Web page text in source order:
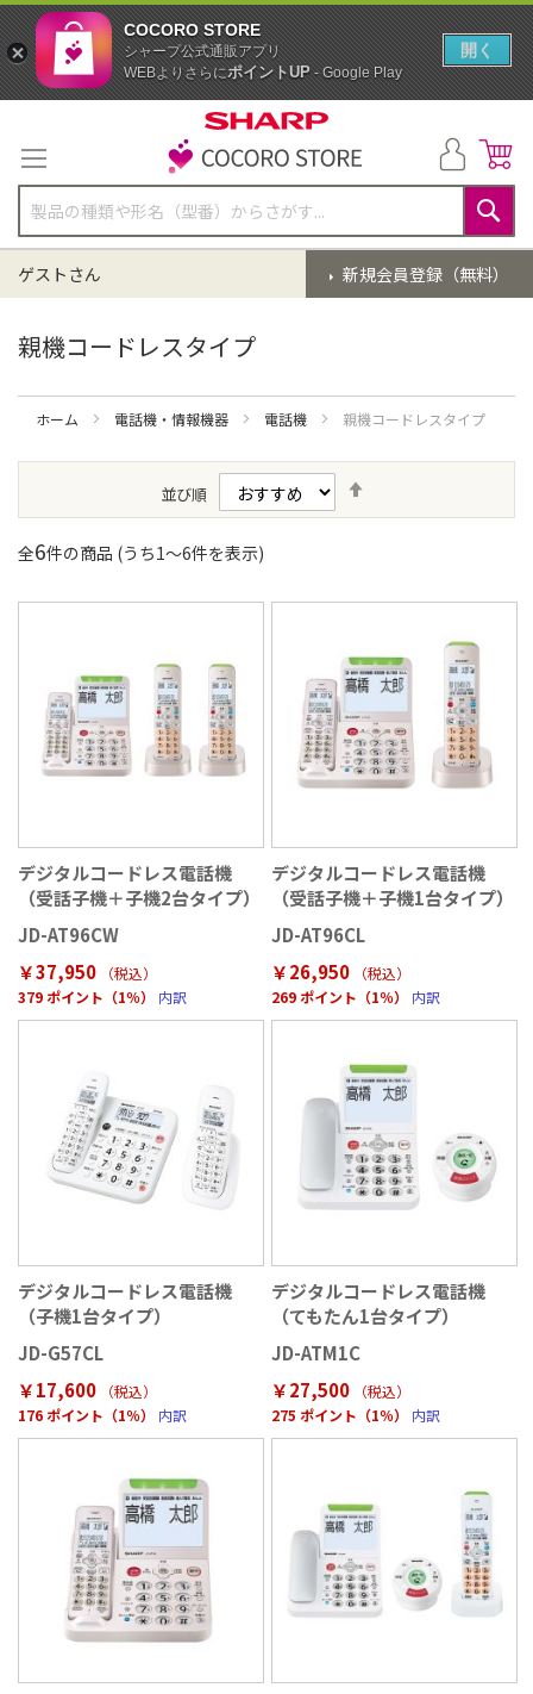
テ
ン
ツ
に
ス
キ
ッ
検
索
新規会員登録（無料）
ゲストさん
親機コードレスタイプ
ホーム 電話機・情報機器 電話機 親機コードレスタイプ
並び順
全6件の商品 (うち1〜6件を表示)
デジタルコードレス電話機
（受話子機＋子機2台タイプ）
JD-AT96CW
￥37,950
（税込）
379 ポイント（1％）
内訳
デジタルコードレス電話機
（受話子機＋子機1台タイプ）
JD-AT96CL
￥26,950
（税込）
269 ポイント（1％）
内訳
デジタルコードレス電話機
（子機1台タイプ）
JD-G57CL
￥17,600
（税込）
176 ポイント（1％）
内訳
デジタルコードレス電話機
（てもたん1台タイプ）
JD-ATM1C
￥27,500
（税込）
275 ポイント（1％）
内訳
COCORO STORE
シャープ公式通販アプリ
WEBよりさらにポイントUP- Google Play
開く